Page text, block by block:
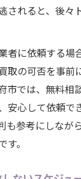
されると、後々
者に依頼する場
取の可否を事前
市では、無料相
安心して依頼で
も参考にしなが
。